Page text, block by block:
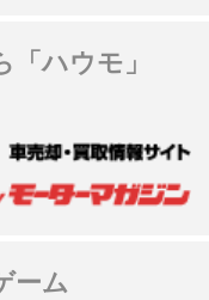
ハウモ」
ーム